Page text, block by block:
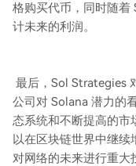
格购买代币，同时随着
计未来的利润。
最后，Sol Strategies
公司对 Solana 潜力的
态系统和不断提高的市
以在区块链世界中继
对网络的未来进行重大